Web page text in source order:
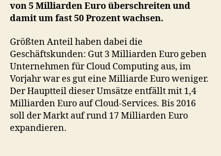
von 5 Milliarden Euro überschreiten und
damit um fast 50 Prozent wachsen.
Größten Anteil haben dabei die
Geschäftskunden: Gut 3 Milliarden Euro geben
Unternehmen für Cloud Computing aus, im
Vorjahr war es gut eine Milliarde Euro weniger.
Der Hauptteil dieser Umsätze entfällt mit 1,4
Milliarden Euro auf Cloud-Services. Bis 2016
soll der Markt auf rund 17 Milliarden Euro
expandieren.